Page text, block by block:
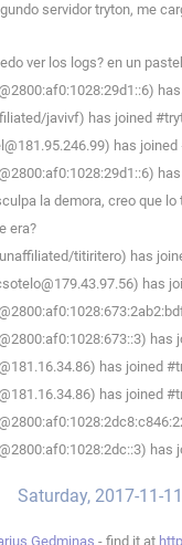
servidor tryton, me
ver los logs? en un
javivf) has joined
has
la demora, creo que
era?
titiritero) has
has
has
has joined
has joined
has
Saturday, 2017-11-
Gedminas - find it at